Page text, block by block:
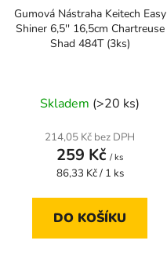
Gumová Nástraha Keitech Easy
Shiner 6,5'' 16,5cm Chartreuse
Shad 484T (3ks)
Skladem (>20 ks)
214,05 Kč bez DPH
259 Kč / ks
Měrná
86,33 Kč / 1 ks
DO KOŠÍKU